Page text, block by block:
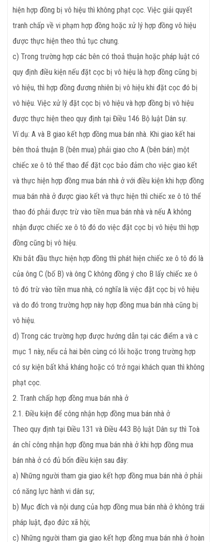
hiện hợp đồng bị vô hiệu thì không phạt cọc. Việc giải quyết
tranh chấp về vi phạm hợp đồng hoặc xử lý hợp đồng vô hiệu
được thực hiện theo thủ tục chung.
c) Trong trường hợp các bên có thoả thuận hoặc pháp luật có
quy định điều kiện nếu đặt cọc bị vô hiệu là hợp đồng cũng bị
vô hiệu, thì hợp đồng đương nhiên bị vô hiệu khi đặt cọc đó bị
vô hiệu. Việc xử lý đặt cọc bị vô hiệu và hợp đồng bị vô hiệu
được thực hiện theo quy định tại Điều 146 Bộ luật Dân sự.
Ví dụ: A và B giao kết hợp đồng mua bán nhà. Khi giao kết hai
bên thoả thuận B (bên mua) phải giao cho A (bên bán) một
chiếc xe ô tô thể thao để đặt cọc bảo đảm cho việc giao kết
và thực hiện hợp đồng mua bán nhà ở với điều kiện khi hợp đồng
mua bán nhà ở được giao kết và thực hiện thì chiếc xe ô tô thể
thao đó phải được trừ vào tiền mua bán nhà và nếu A không
nhận được chiếc xe ô tô đó do việc đặt cọc bị vô hiệu thì hợp
đồng cũng bị vô hiệu.
Khi bắt đầu thực hiện hợp đồng thì phát hiện chiếc xe ô tô đó là
của ông C (bố B) và ông C không đồng ý cho B lấy chiếc xe ô
tô đó trừ vào tiền mua nhà, có nghĩa là việc đặt cọc bị vô hiệu
và do đó trong trường hợp này hợp đồng mua bán nhà cũng bị
vô hiệu.
d) Trong các trường hợp được hướng dẫn tại các điểm a và c
mục 1 này, nếu cả hai bên cùng có lỗi hoặc trong trường hợp
có sự kiện bất khả kháng hoặc có trở ngại khách quan thì không
phạt cọc.
2. Tranh chấp hợp đồng mua bán nhà ở
2.1. Điều kiện để công nhận hợp đồng mua bán nhà ở
Theo quy định tại Điều 131 và Điều 443 Bộ luật Dân sự thì Toà
án chỉ công nhận hợp đồng mua bán nhà ở khi hợp đồng mua
bán nhà ở có đủ bốn điều kiện sau đây:
a) Những người tham gia giao kết hợp đồng mua bán nhà ở phải
có năng lực hành vi dân sự;
b) Mục đích và nội dung của hợp đồng mua bán nhà ở không trái
pháp luật, đạo đức xã hội;
c) Những người tham gia giao kết hợp đồng mua bán nhà ở hoàn